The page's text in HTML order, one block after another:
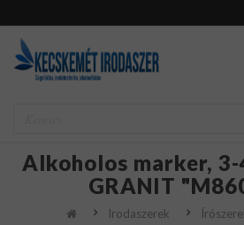
Alkoholos marker, 3-
GRANIT
Irodaszerek